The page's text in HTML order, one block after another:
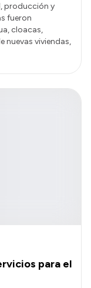
producción y
fueron
cloacas,
nuevas viviendas,
para el